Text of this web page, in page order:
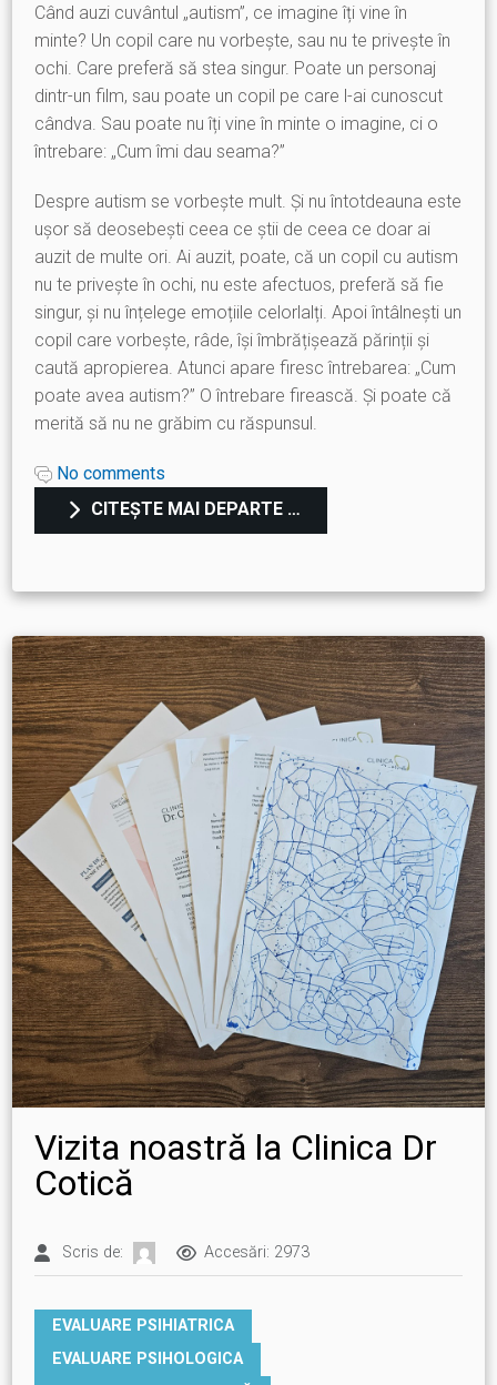
Când auzi cuvântul „autism”, ce imagine îți vine în
minte? Un copil care nu vorbește, sau nu te privește în
ochi. Care preferă să stea singur. Poate un personaj
dintr-un film, sau poate un copil pe care l-ai cunoscut
cândva. Sau poate nu îți vine în minte o imagine, ci o
întrebare: „Cum îmi dau seama?”
Despre autism se vorbește mult. Și nu întotdeauna este
ușor să deosebești ceea ce știi de ceea ce doar ai
auzit de multe ori. Ai auzit, poate, că un copil cu autism
nu te privește în ochi, nu este afectuos, preferă să fie
singur, și nu înțelege emoțiile celorlalți. Apoi întâlnești un
copil care vorbește, râde, își îmbrățișează părinții și
caută apropierea. Atunci apare firesc întrebarea: „Cum
poate avea autism?” O întrebare firească. Și poate că
merită să nu ne grăbim cu răspunsul.
No comments
CITEȘTE MAI DEPARTE …
Vizita noastră la Clinica Dr
Cotică
Scris de: Accesări: 2973
EVALUARE PSIHIATRICA
EVALUARE PSIHOLOGICA